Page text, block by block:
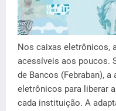
Nos caixas eletrônicos,
acessíveis aos poucos.
de Bancos (Febraban),
eletrônicos para liberar
cada instituição. A